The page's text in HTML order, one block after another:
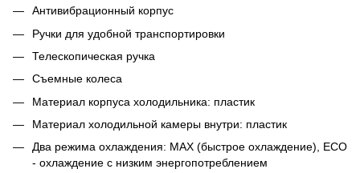
Антивибрационный корпус
Ручки для удобной транспортировки
Телескопическая ручка
Съемные колеса
Материал корпуса холодильника: пластик
Материал холодильной камеры внутри: пластик
Два режима охлаждения: MAX (быстрое охлаждение), ECO
- охлаждение с низким энергопотреблением